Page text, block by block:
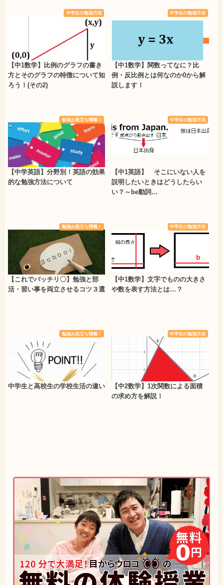
中学生の勉強方法
【中1数学】比例のグラフの書き
方とそのグラフの特徴について知
ろう！(その2)
中学生の勉強方法
【中1数学】関数ってなに？比
例・反比例とは何なのか0から解
説します！
勉強お役立ち情報！
【中学英語】分野別！英語の効果
的な勉強方法について
中学生の勉強方法
【中1英語】 そこにいない人を
説明したいときはどうしたらい
い？～be動詞…
勉強お役立ち情報！
【これでバッチリ〇】勉強と部
活・習い事を両立させるコツ３選
中学生の勉強方法
【中1数学】文字でものの大きさ
や数を表す方法とは…？
勉強お役立ち情報！
中学生と高校生の学校生活の違い
中学生の勉強方法
【中2数学】1次関数による面積
の求め方を解説！